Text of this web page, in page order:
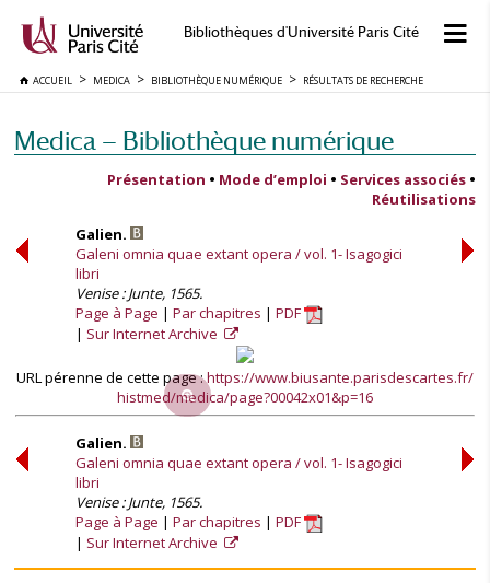
Bibliothèques d'Université Paris Cité
ACCUEIL MEDICA BIBLIOTHÈQUE NUMÉRIQUE RÉSULTATS DE RECHERCHE
Medica — Bibliothèque numérique
Présentation • Mode d’emploi • Services associés •
Réutilisations
Galien.
Galeni omnia quae extant opera / vol. 1- Isagogici
libri
Venise : Junte, 1565.
Page à Page
Par chapitres
PDF
Sur Internet Archive
URL pérenne de cette page :https://www.biusante.parisdescartes.fr/
histmed/medica/page?00042x01&p=16
Galien.
Galeni omnia quae extant opera / vol. 1- Isagogici
libri
Venise : Junte, 1565.
Page à Page
Par chapitres
PDF
Sur Internet Archive